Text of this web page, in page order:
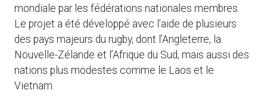
mondiale par les fédérations nationales membres.
Le projet a été développé avec l’aide de plusieurs
des pays majeurs du rugby, dont l’Angleterre, la
Nouvelle-Zélande et l’Afrique du Sud, mais aussi des
nations plus modestes comme le Laos et le
Vietnam.